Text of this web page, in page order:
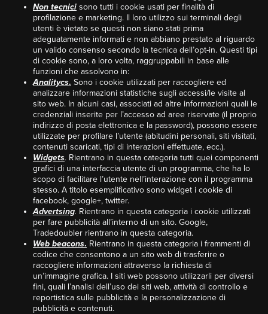
Non tecnici sono tutti i cookie usati per finalità di
profilazione e marketing. Il loro utilizzo sui terminali degli
utenti è vietato se questi non siano stati prima
adeguatamente informati e non abbiano prestato al riguardo
un valido consenso secondo la tecnica dell’opt-in. Questi tipi
di cookie sono, a loro volta, raggruppabili in base alle
funzioni che assolvono in:
Analitycs. Sono i cookie utilizzati per raccogliere ed
analizzare informazioni statistiche sugli accessi/le visite al
sito web. In alcuni casi, associati ad altre informazioni quali le
credenziali inserite per l’accesso ad aree riservate (il proprio
indirizzo di posta elettronica e la password), possono essere
utilizzate per profilare l’utente (abitudini personali, siti visitati,
contenuti scaricati, tipi di interazioni effettuate, ecc.).
Widgets. Rientrano in questa categoria tutti quei componenti
grafici di una interfaccia utente di un programma, che ha lo
scopo di facilitare l’utente nell’interazione con il programma
stesso. A titolo esemplificativo sono widget i cookie di
facebook, google+, twitter.
Advertsing. Rientrano in questa categoria i cookie utilizzati
per fare pubblicità all’interno di un sito. Google,
Tradedoubler rientrano in questa categoria.
Web beacons. Rientrano in questa categoria i frammenti di
codice che consentono a un sito web di trasferire o
raccogliere informazioni attraverso la richiesta di
un’immagine grafica. I siti web possono utilizzarli per diversi
fini, quali l’analisi dell’uso dei siti web, attività di controllo e
reportistica sulle pubblicità e la personalizzazione di
pubblicità e contenuti.